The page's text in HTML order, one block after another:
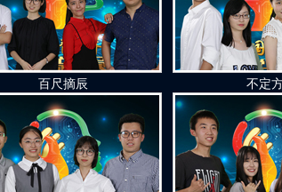
百尺摘辰 不定